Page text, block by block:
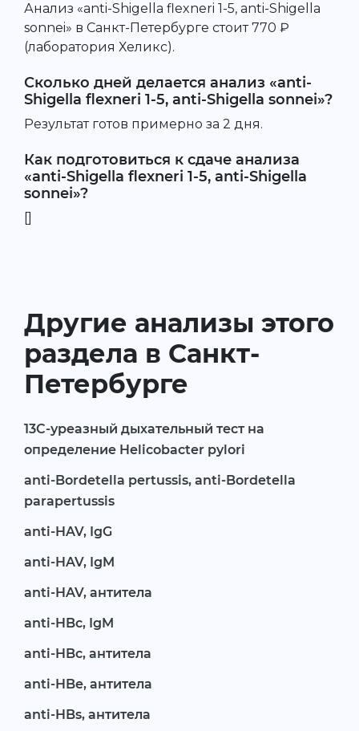
Анализ «anti-Shigella flexneri 1-5, anti-Shigella
sonnei» в Санкт-Петербурге стоит 770 ₽
(лаборатория Хеликс).
Сколько дней делается анализ «anti-
Shigella flexneri 1-5, anti-Shigella sonnei»?
Результат готов примерно за 2 дня.
Как подготовиться к сдаче анализа
«anti-Shigella flexneri 1-5, anti-Shigella
sonnei»?
[]
Другие анализы этого
раздела в Санкт-
Петербурге
13С-уреазный дыхательный тест на
определение Helicobacter pylori
anti-Bordetella pertussis, anti-Bordetella
parapertussis
anti-HAV, IgG
anti-HAV, IgM
anti-HAV, антитела
anti-HBc, IgM
anti-HBc, антитела
anti-HBe, антитела
anti-HBs, антитела